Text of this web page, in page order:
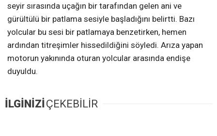
seyir sırasında uçağın bir tarafından gelen ani ve
gürültülü bir patlama sesiyle başladığını belirtti. Bazı
yolcular bu sesi bir patlamaya benzetirken, hemen
ardından titreşimler hissedildiğini söyledi. Arıza yapan
motorun yakınında oturan yolcular arasında endişe
duyuldu.
İLGİNİZİÇEKEBİLİR